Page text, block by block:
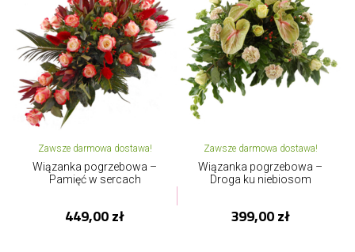
Zawsze darmowa dostawa!
Wiązanka pogrzebowa –
Pamięć w sercach
449,00 zł
Zawsze darmowa dostawa!
Wiązanka pogrzebowa –
Droga ku niebiosom
399,00 zł